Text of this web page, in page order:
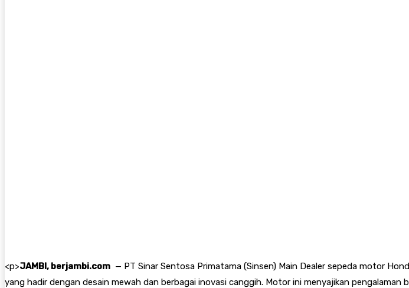
<p>JAMBI, berjambi.com — PT Sinar Sentosa Primatama (Sinsen) Main Dealer sepeda motor
yang hadir dengan desain mewah dan berbagai inovasi canggih. Motor ini menyajikan